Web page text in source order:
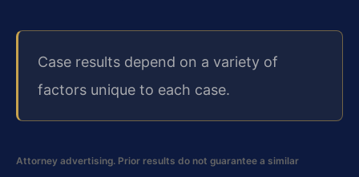
Case results depend on a variety of
factors unique to each case.
Attorney advertising. Prior results do not guarantee a similar